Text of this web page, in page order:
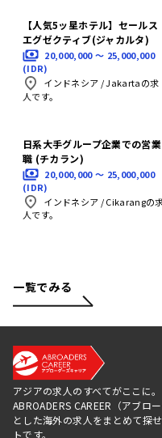
【人気5ッ星ホテル】セールス
エグゼクティブ(ジャカルタ)
20,000,000 〜 25,000,000
(IDR)
インドネシア /Jakartaの求
人です。
日系大手グループ企業での営業
職 (チカラン)
20,000,000 〜 25,000,000
(IDR)
インドネシア /Cikarangの
人です。
一覧でみる
アジアの求人のすべてがここに。
ABROADERS CAREER（アブロ
とした海外の求人をまとめて探
トです。